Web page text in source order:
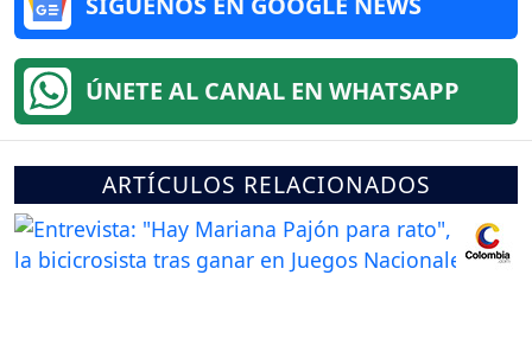
ÚNETE AL CANAL EN WHATSAPP
ARTÍCULOS RELACIONADOS